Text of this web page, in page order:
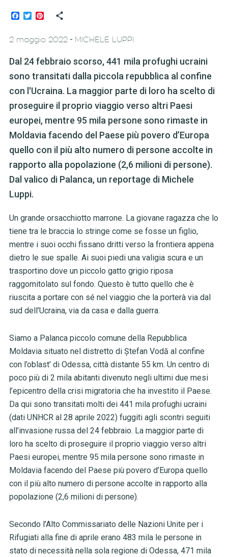
Facebook
TwitterPinterest
2 maggio 2022- MICHELE LUPPI
Dal 24 febbraio scorso, 441 mila profughi ucraini
sono transitati dalla piccola repubblica al confine
con l'Ucraina. La maggior parte di loro ha scelto di
proseguire il proprio viaggio verso altri Paesi
europei, mentre 95 mila persone sono rimaste in
Moldavia facendo del Paese più povero d’Europa
quello con il più alto numero di persone accolte in
rapporto alla popolazione (2,6 milioni di persone).
Dal valico di Palanca, un reportage di Michele
Luppi.
Un grande orsacchiotto marrone. La giovane ragazza che lo
tiene tra le braccia lo stringe come se fosse un figlio,
mentre i suoi occhi fissano dritti verso la frontiera appena
dietro le sue spalle. Ai suoi piedi una valigia scura e un
trasportino dove un piccolo gatto grigio riposa
raggomitolato sul fondo. Questo è tutto quello che è
riuscita a portare con sé nel viaggio che la porterà via dal
sud dell’Ucraina, via da casa e dalla guerra.
Siamo a Palanca piccolo comune della Repubblica
Moldavia situato nel distretto di Ștefan Vodă al confine
con l’oblast’ di Odessa, città distante 55 km. Un centro di
poco più di 2 mila abitanti divenuto negli ultimi due mesi
l’epicentro della crisi migratoria che ha investito il Paese.
Da qui sono transitati molti dei 441 mila profughi ucraini
(dati UNHCR al 28 aprile 2022) fuggiti agli scontri seguiti
all’invasione russa del 24 febbraio. La maggior parte di
loro ha scelto di proseguire il proprio viaggio verso altri
Paesi europei, mentre 95 mila persone sono rimaste in
Moldavia facendo del Paese più povero d’Europa quello
con il più alto numero di persone accolte in rapporto alla
popolazione (2,6 milioni di persone).
Secondo l’Alto Commissariato delle Nazioni Unite per i
Rifugiati alla fine di aprile erano 483 mila le persone in
stato di necessità nella sola regione di Odessa, 471 mila